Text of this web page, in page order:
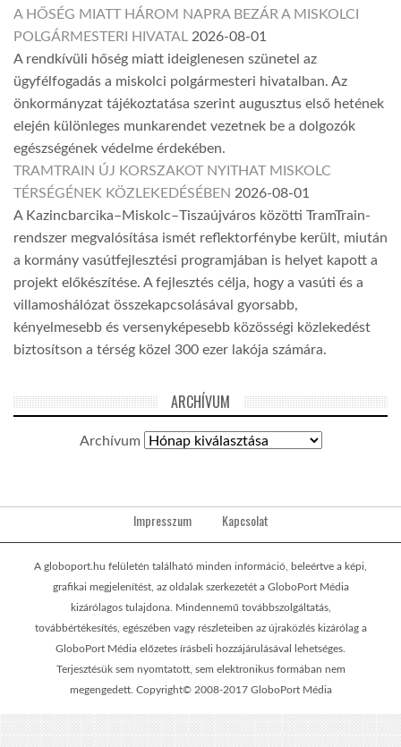
A HŐSÉG MIATT HÁROM NAPRA BEZÁR A MISKOLCI
POLGÁRMESTERI HIVATAL 2026-08-01
A rendkívüli hőség miatt ideiglenesen szünetel az
ügyfélfogadás a miskolci polgármesteri hivatalban. Az
önkormányzat tájékoztatása szerint augusztus első hetének
elején különleges munkarendet vezetnek be a dolgozók
egészségének védelme érdekében.
TRAMTRAIN ÚJ KORSZAKOT NYITHAT MISKOLC
TÉRSÉGÉNEK KÖZLEKEDÉSÉBEN 2026-08-01
A Kazincbarcika–Miskolc–Tiszaújváros közötti TramTrain-
rendszer megvalósítása ismét reflektorfénybe került, miután
a kormány vasútfejlesztési programjában is helyet kapott a
projekt előkészítése. A fejlesztés célja, hogy a vasúti és a
villamoshálózat összekapcsolásával gyorsabb,
kényelmesebb és versenyképesebb közösségi közlekedést
biztosítson a térség közel 300 ezer lakója számára.
ARCHÍVUM
Archívum
Impresszum Kapcsolat
A globoport.hu felületén található minden információ, beleértve a képi,
grafikai megjelenítést, az oldalak szerkezetét a GloboPort Média
kizárólagos tulajdona. Mindennemű továbbszolgáltatás,
továbbértékesítés, egészében vagy részleteiben az újraközlés kizárólag a
GloboPort Média előzetes írásbeli hozzájárulásával lehetséges.
Terjesztésük sem nyomtatott, sem elektronikus formában nem
megengedett. Copyright© 2008-2017 GloboPort Média